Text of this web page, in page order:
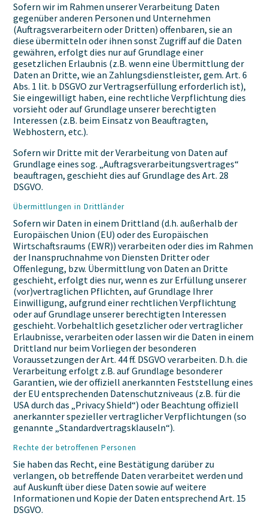
Sofern wir im Rahmen unserer Verarbeitung Daten
gegenüber anderen Personen und Unternehmen
(Auftragsverarbeitern oder Dritten) offenbaren, sie an
diese übermitteln oder ihnen sonst Zugriff auf die Daten
gewähren, erfolgt dies nur auf Grundlage einer
gesetzlichen Erlaubnis (z.B. wenn eine Übermittlung der
Daten an Dritte, wie an Zahlungsdienstleister, gem. Art. 6
Abs. 1 lit. b DSGVO zur Vertragserfüllung erforderlich ist),
Sie eingewilligt haben, eine rechtliche Verpflichtung dies
vorsieht oder auf Grundlage unserer berechtigten
Interessen (z.B. beim Einsatz von Beauftragten,
Webhostern, etc.).
Sofern wir Dritte mit der Verarbeitung von Daten auf
Grundlage eines sog. „Auftragsverarbeitungsvertrages“
beauftragen, geschieht dies auf Grundlage des Art. 28
DSGVO.
Übermittlungen in Drittländer
Sofern wir Daten in einem Drittland (d.h. außerhalb der
Europäischen Union (EU) oder des Europäischen
Wirtschaftsraums (EWR)) verarbeiten oder dies im Rahmen
der Inanspruchnahme von Diensten Dritter oder
Offenlegung, bzw. Übermittlung von Daten an Dritte
geschieht, erfolgt dies nur, wenn es zur Erfüllung unserer
(vor)vertraglichen Pflichten, auf Grundlage Ihrer
Einwilligung, aufgrund einer rechtlichen Verpflichtung
oder auf Grundlage unserer berechtigten Interessen
geschieht. Vorbehaltlich gesetzlicher oder vertraglicher
Erlaubnisse, verarbeiten oder lassen wir die Daten in einem
Drittland nur beim Vorliegen der besonderen
Voraussetzungen der Art. 44 ff. DSGVO verarbeiten. D.h. die
Verarbeitung erfolgt z.B. auf Grundlage besonderer
Garantien, wie der offiziell anerkannten Feststellung eines
der EU entsprechenden Datenschutzniveaus (z.B. für die
USA durch das „Privacy Shield“) oder Beachtung offiziell
anerkannter spezieller vertraglicher Verpflichtungen (so
genannte „Standardvertragsklauseln“).
Rechte der betroffenen Personen
Sie haben das Recht, eine Bestätigung darüber zu
verlangen, ob betreffende Daten verarbeitet werden und
auf Auskunft über diese Daten sowie auf weitere
Informationen und Kopie der Daten entsprechend Art. 15
DSGVO.